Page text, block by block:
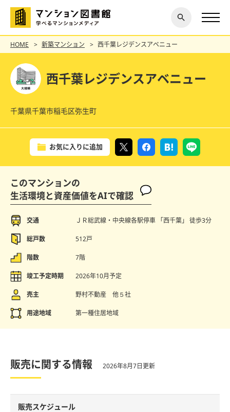
探す
閉じ
る
HOME 新築マンション 西千葉レジデンスアベニュー
西千葉レジデンスアベニュー
千葉県千葉市稲毛区弥生町
お気に入りに追加
このマンションの
生活環境と資産価値をAIで確認
交通 ＪＲ総武線・中央線各駅停車 「西千葉」 徒歩3分
総戸数 512戸
階数 7階
竣工予定時期 2026年10月予定
売主 野村不動産 他５社
用途地域 第一種住居地域
販売に関する情報 2026年8月7日更新
販売スケジュール